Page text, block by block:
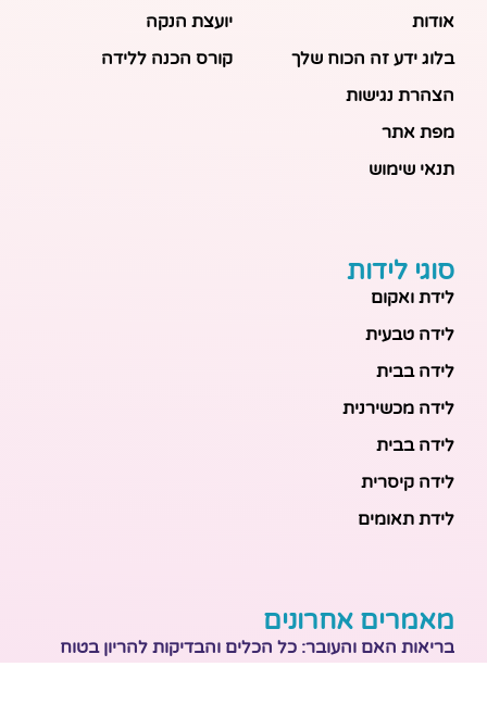
אודות
בלוג ידע זה הכוח שלך
הצהרת נגישות
מפת אתר
תנאי שימוש
יועצת הנקה
קורס הכנה ללידה
סוגי לידות
לידת ואקום
לידה טבעית
לידה בבית
לידה מכשירנית
לידה בבית
לידה קיסרית
לידת תאומים
מאמרים אחרונים
בריאות האם והעובר: כל הכלים והבדיקות להריון בטוח